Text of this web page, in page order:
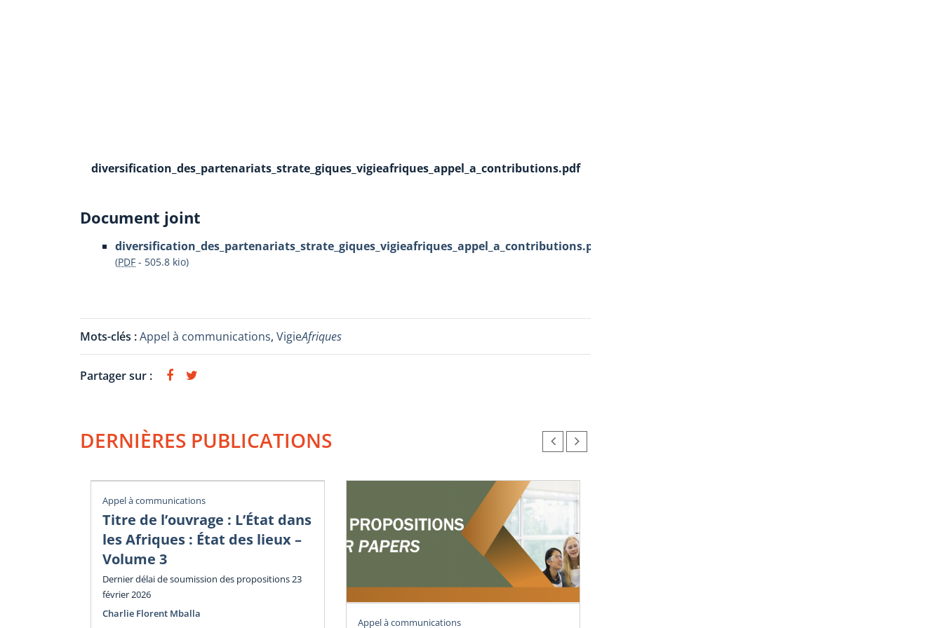
diversification_des_partenariats_strate_giques_vigieafriques_appel_a_contributions.pdf
Document joint
diversification_des_partenariats_strate_giques_vigieafriques_appel_a_contributions.pdf
(PDF - 505.8 kio)
Mots-clés :Appel à communications, VigieAfriques
Partager sur :
DERNIÈRES PUBLICATIONS
Appel à communications
Titre de l’ouvrage : L’État dans
les Afriques : État des lieux –
Volume 3
Dernier délai de soumission des propositions 23
février 2026
Charlie Florent Mballa
Appel à communications